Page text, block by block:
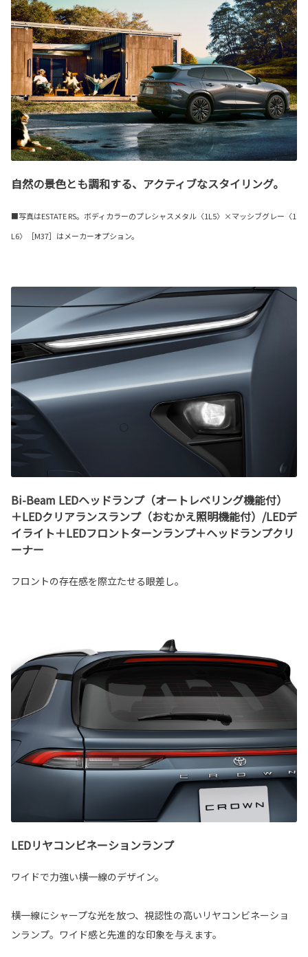
自然の景色とも調和する、アクティブなスタイリング。
■写真はESTATE RS。ボディカラーのプレシャスメタル〈1L5〉×マッシブグレー〈1
L6〉［M37］はメーカーオプション。
Bi-Beam LEDヘッドランプ（オートレベリング機能付）
＋LEDクリアランスランプ（おむかえ照明機能付）/LEDデ
イライト＋LEDフロントターンランプ＋ヘッドランプクリ
ーナー
フロントの存在感を際立たせる眼差し。
LEDリヤコンビネーションランプ
ワイドで力強い横一線のデザイン。
横一線にシャープな光を放つ、視認性の高いリヤコンビネーショ
ンランプ。ワイド感と先進的な印象を与えます。